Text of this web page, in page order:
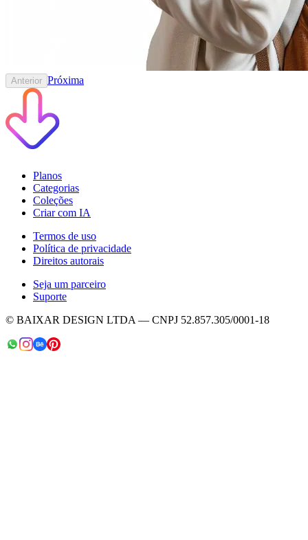
Anterior Próxima
Planos
Categorias
Coleções
Criar com IA
Termos de uso
Política de privacidade
Direitos autorais
Seja um parceiro
Suporte
© BAIXAR DESIGN LTDA — CNPJ 52.857.305/0001-18